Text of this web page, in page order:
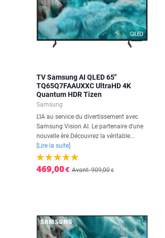
TV Samsung AI QLED 65''
TQ65Q7FAAUXXC UltraHD 4K
Quantum HDR Tizen
Samsung
L'IA au service du divertissement avec
Samsung Vision AI. Le partenaire d'une
nouvelle ère.Découvrez la véritable...
[Lire la suite]
469,00€ Avant: 909,00€